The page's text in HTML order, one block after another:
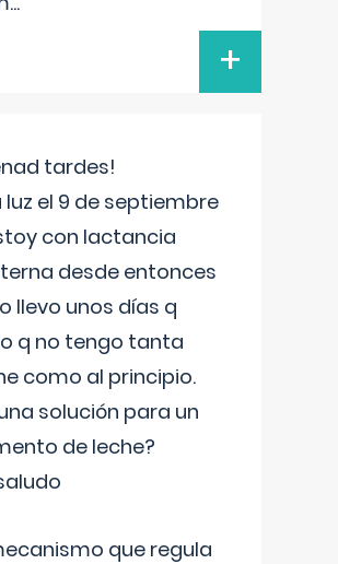
+
tardes!
luz el 9 de septiembre
con lactancia
desde entonces
llevo unos días q
q no tengo tanta
como al principio.
solución para un
de leche?
que regula